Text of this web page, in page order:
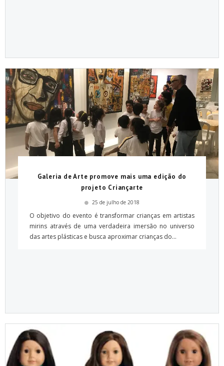
Galeria de Arte promove mais uma edição do
projeto Criançarte
25 de julho de 2018
O objetivo do evento é transformar crianças em artistas
mirins através de uma verdadeira imersão no universo
das artes plásticas e busca aproximar crianças do...